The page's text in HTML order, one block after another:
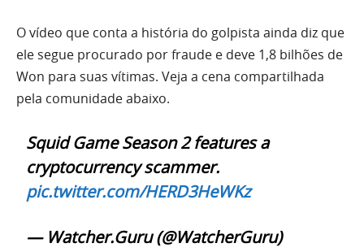
O vídeo que conta a história do golpista ainda diz que
ele segue procurado por fraude e deve 1,8 bilhões de
Won para suas vítimas. Veja a cena compartilhada
pela comunidade abaixo.
Squid Game Season 2 features a
cryptocurrency scammer.
pic.twitter.com/HERD3HeWKz
— Watcher.Guru (@WatcherGuru)